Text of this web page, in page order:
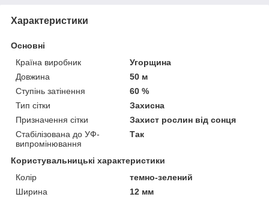
Характеристики
Основні
Країна виробник
Угорщина
Довжина
50 м
Ступінь затінення
60 %
Тип сітки
Захисна
Призначення сітки
Захист рослин від сонця
Стабілізована до УФ-
випромінювання
Так
Користувальницькі характеристики
Колір
темно-зелений
Ширина
12 мм